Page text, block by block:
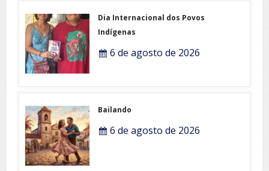
Dia Internacional dos Povos
Indígenas
6 de agosto de 2026
Bailando
6 de agosto de 2026